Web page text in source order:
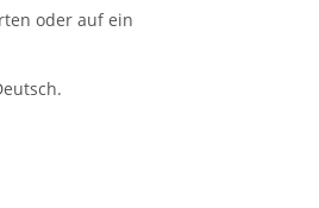
oder auf ein